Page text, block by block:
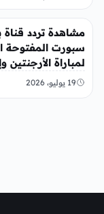
رياضة
مشاهدة تردد قناة
سبورت المفتوحة
لمباراة الأرجنتين
في نهائي كأس
19 يوليو، 2026